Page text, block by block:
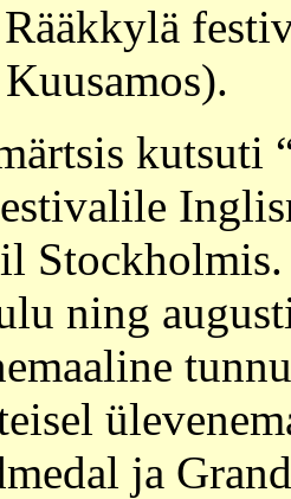
Rääkkylä
kutsuti
Stockholmis.
ning
ja